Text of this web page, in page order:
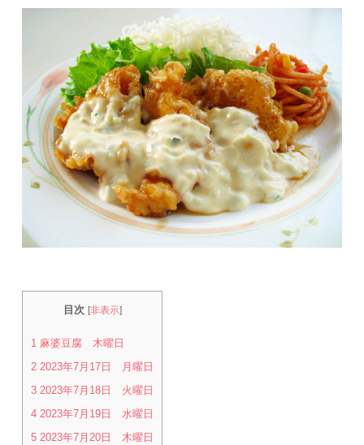
目次 [非表示]
1 麻婆豆腐 木曜日
2 2023年7月17日 月曜日
3 2023年7月18日 火曜日
4 2023年7月19日 水曜日
5 2023年7月20日 木曜日